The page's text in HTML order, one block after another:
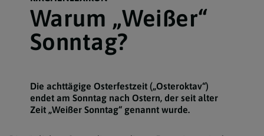
Warum „Weißer“
Sonntag?
Die achttägige Osterfestzeit („Osteroktav“)
endet am Sonntag nach Ostern, der seit alter
Zeit „Weißer Sonntag“ genannt wurde.